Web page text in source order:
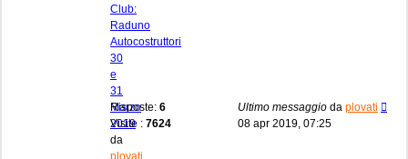
Club:
Raduno
Autocostruttori
30
e
31
Marzo
2019
da
plovati
Risposte: 6
Visite : 7624
Ultimo messaggio da plovati
08 apr 2019, 07:25